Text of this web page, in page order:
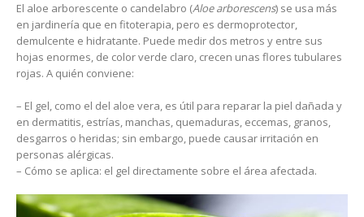
El aloe arborescente o candelabro (Aloe arborescens) se usa más
en jardinería que en fitoterapia, pero es dermoprotector,
demulcente e hidratante. Puede medir dos metros y entre sus
hojas enormes, de color verde claro, crecen unas flores tubulares
rojas. A quién conviene:
– El gel, como el del aloe vera, es útil para reparar la piel dañada y
en dermatitis, estrías, manchas, quemaduras, eccemas, granos,
desgarros o heridas; sin embargo, puede causar irritación en
personas alérgicas.
– Cómo se aplica: el gel directamente sobre el área afectada.